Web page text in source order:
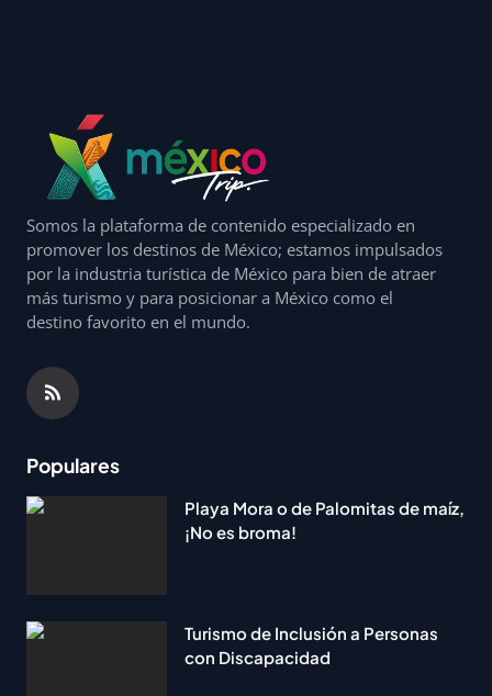
Somos la plataforma de contenido especializado en
promover los destinos de México; estamos impulsados
por la industria turística de México para bien de atraer
más turismo y para posicionar a México como el
destino favorito en el mundo.
Populares
Playa Mora o de Palomitas de maíz,
¡No es broma!
Turismo de Inclusión a Personas
con Discapacidad